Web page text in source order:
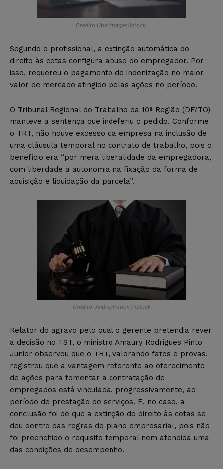
Crédito:UberImages/istock.
Segundo o profissional, a extinção automática do
direito às cotas configura abuso do empregador. Por
isso, requereu o pagamento de indenização no maior
valor de mercado atingido pelas ações no período.
O Tribunal Regional do Trabalho da 10ª Região (DF/TO)
manteve a sentença que indeferiu o pedido. Conforme
o TRT, não houve excesso da empresa na inclusão de
uma cláusula temporal no contrato de trabalho, pois o
benefício era “por mera liberalidade da empregadora,
com liberdade a autonomia na fixação da forma de
aquisição e liquidação da parcela”.
Crédito: AndreyPopov / istock
Relator do agravo pelo qual o gerente pretendia rever
a decisão no TST, o ministro Amaury Rodrigues Pinto
Junior observou que o TRT, valorando fatos e provas,
registrou que a vantagem referente ao oferecimento
de ações para fomentar a contratação de
empregados está vinculada, progressivamente, ao
período de prestação de serviços. E, no caso, a
conclusão foi de que a extinção do direito às cotas se
deu dentro das regras do plano empresarial, pois não
foi preenchido o requisito temporal nem atendida uma
das condições de desempenho.